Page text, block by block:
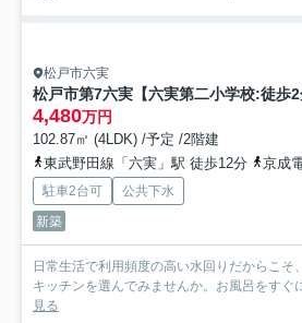
松戸市六実
松戸市第7六実【六実第二小学校:徒歩2
4,480万円
102.87㎡ (4LDK) /予定 /2階建
東武野田線「六実」駅 徒歩12分
京成電
駐車2台可
公共下水
新築
日常生活で利用頻度の高い水回りだからこそ
キッチンを選んでみませんか。お風呂をすぐ
見る